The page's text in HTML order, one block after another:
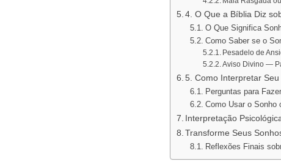
4. O Que a Bíblia Diz
O Que Significa
Como Saber se o
Pesadelo de
Aviso Divino —
5. Como Interpretar
Perguntas para
Como Usar o Sonho
Interpretação
Transforme Seus
Reflexões Finais